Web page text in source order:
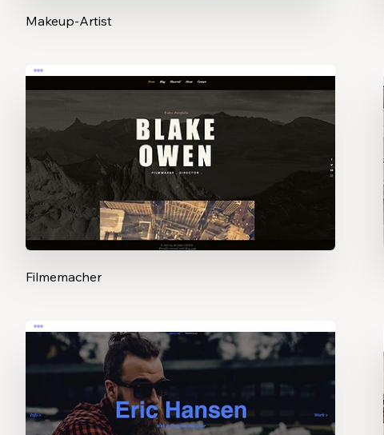
Makeup-Artist
Filmemacher